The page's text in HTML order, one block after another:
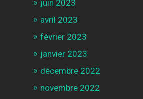
juin 2023
avril 2023
février 2023
janvier 2023
décembre 2022
novembre 2022